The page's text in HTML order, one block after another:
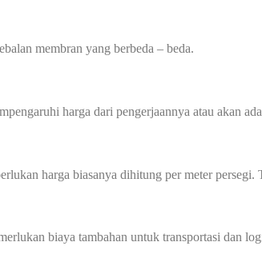
membran yang berbeda – beda.
harga dari pengerjaannya atau akan
harga biasanya dihitung per meter
biaya tambahan untuk transportasi dan